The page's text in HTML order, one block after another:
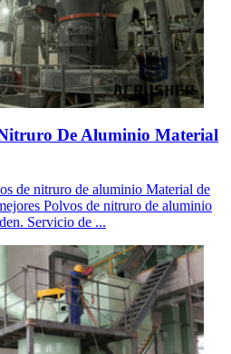
De Aluminio Material
de nitruro de aluminio Material de
Polvos de nitruro de aluminio
Servicio de ...